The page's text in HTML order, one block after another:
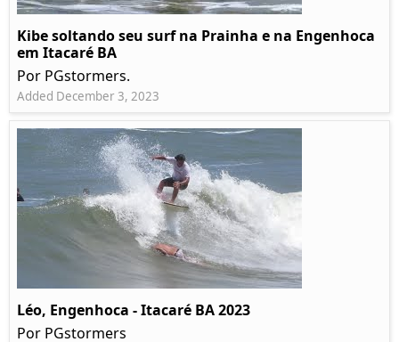
Kibe soltando seu surf na Prainha e na Engenhoca
em Itacaré BA
Por PGstormers.
Added December 3, 2023
Léo, Engenhoca - Itacaré BA 2023
Por PGstormers